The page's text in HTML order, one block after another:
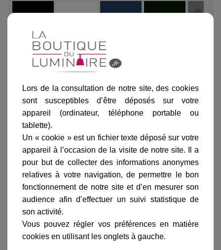
Noir
Ajouter au panier
Informations produit
gamme complète
Lors de la consultation de notre site, des cookies
sont susceptibles d’être déposés sur votre
appareil (ordinateur, téléphone portable ou
tablette).
Un « cookie » est un fichier texte déposé sur votre
appareil à l’occasion de la visite de notre site. Il a
pour but de collecter des informations anonymes
relatives à votre navigation, de permettre le bon
fonctionnement de notre site et d’en mesurer son
audience afin d’effectuer un suivi statistique de
son activité.
Vous pouvez régler vos préférences en matière
cookies en utilisant les onglets à gauche.